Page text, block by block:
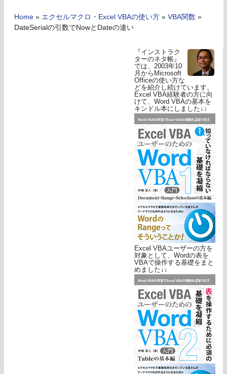
Home » エクセルマクロ・Excel VBAの使い方 » VBA関数 »
DateSerialの引数でNowとDateの違い
『インストラク
ターのネタ帳』
では、2003年10
月からMicrosoft
Officeの使い方な
どを紹介し続けています。
Excel VBA経験者の方に向
けて、Word VBAの基本を
キンドル本にしました↓↓
Excel VBAユーザーの方を
対象として、Wordの表を
VBAで操作する基礎をまと
めました↓↓